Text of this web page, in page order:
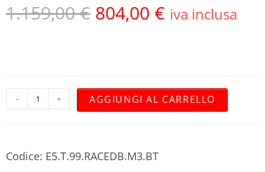
1.159,00€ 804,00 € iva inclusa
- + AGGIUNGI AL CARRELLO
Codice: E5.T.99.RACEDB.M3.BT